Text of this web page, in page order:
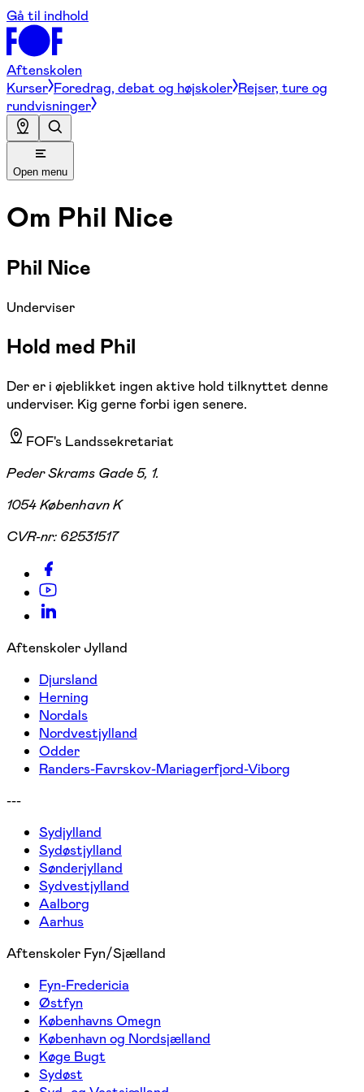
Gå til indhold
Aftenskolen
Kurser Foredrag, debat og højskoler Rejser, ture og
rundvisninger
Open menu
Om Phil Nice
Phil Nice
Underviser
Hold med Phil
Der er i øjeblikket ingen aktive hold tilknyttet denne
underviser. Kig gerne forbi igen senere.
FOF's Landssekretariat
Peder Skrams Gade 5, 1.
1054 København K
CVR-nr: 62531517
Aftenskoler Jylland
Djursland
Herning
Nordals
Nordvestjylland
Odder
Randers-Favrskov-Mariagerfjord-Viborg
---
Sydjylland
Sydøstjylland
Sønderjylland
Sydvestjylland
Aalborg
Aarhus
Aftenskoler Fyn/Sjælland
Fyn-Fredericia
Østfyn
Københavns Omegn
København og Nordsjælland
Køge Bugt
Sydøst